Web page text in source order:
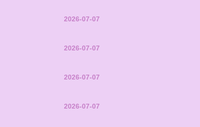
2026-07-07
2026-07-07
2026-07-07
2026-07-07